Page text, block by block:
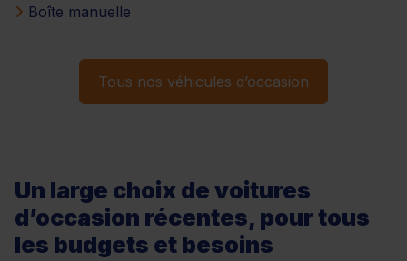
Boîte manuelle
Tous nos véhicules d’occasion
Un large choix de voitures
d’occasion récentes, pour tous
les budgets et besoins